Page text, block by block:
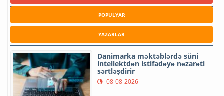
POPULYAR
YAZARLAR
Danimarka məktəblərdə süni
intellektdən istifadəyə nəzarəti
sərtləşdirir
08-08-2026